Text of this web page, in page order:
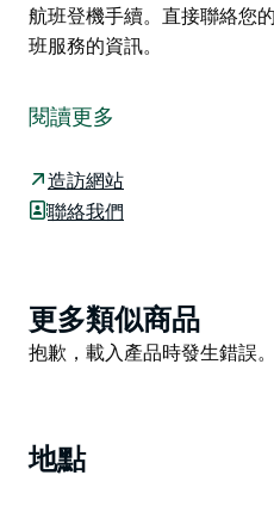
航班登機手續。直接聯絡您
班服務的資訊。
地區的便利門戶。
您的團隊提供完全的靈活性
機場距離奧爾伯里中心僅 5
區。也提供當地巴士服務、
Uiver 咖啡館和酒吧在航班預
and Bar 的許多原料和產品
Rutherglen、King Valley 和
閱讀更多
造訪網站
聯絡我們
Product
List
更多類似商品
Product
抱歉，載入產品時發生錯誤
地點